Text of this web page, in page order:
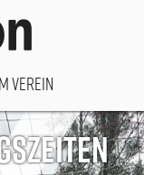
Verein